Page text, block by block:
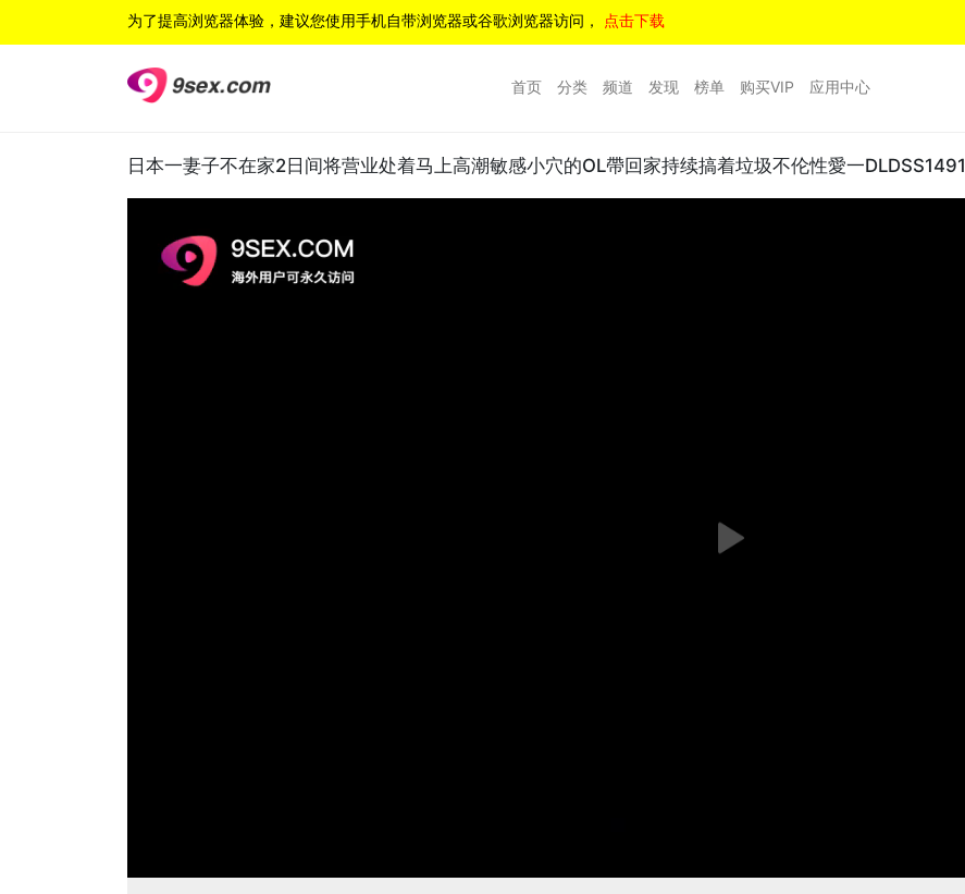
为了提高浏览器体验，建议您使用手机自带浏览器或谷歌浏览器访问， 点击下载
首页 分类 频道 发现 榜单 购买VIP 应用中心
日本一妻子不在家2日间将营业处着马上高潮敏感小穴的OL帶回家持续搞着垃圾不伦性愛一DLDSS1491